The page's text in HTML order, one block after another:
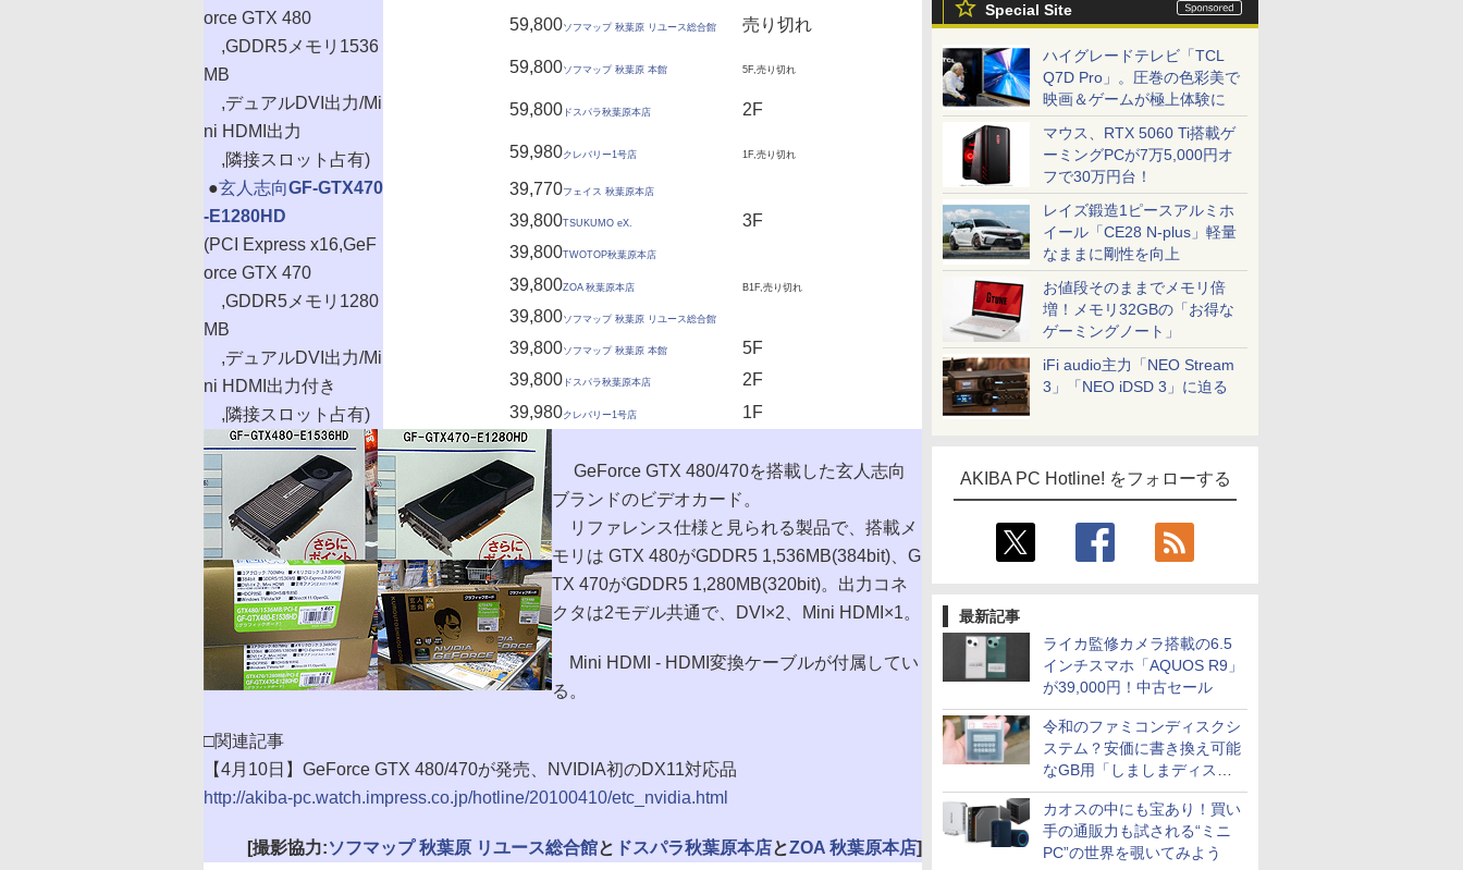
Special Site
ハイグレードテレビ「TCL
Q7D Pro」。圧巻の色彩美で
映画＆ゲームが極上体験に
マウス、RTX 5060 Ti搭載ゲ
ーミングPCが7万5,000円オ
フで30万円台！
レイズ鍛造1ピースアルミホ
イール「CE28 N-plus」軽量
なままに剛性を向上
お値段そのままでメモリ倍
増！メモリ32GBの「お得な
ゲーミングノート」
iFi audio主力「NEO Stream
3」「NEO iDSD 3」に迫る
AKIBA PC Hotline! をフォローする
最新記事
ライカ監修カメラ搭載の6.5
インチスマホ「AQUOS R9」
が39,000円！中古セール
令和のファミコンディスクシ
ステム？安価に書き換え可能
なGB用「しましまディスク
システム」
カオスの中にも宝あり！買い
手の通販力も試される“ミニ
PC”の世界を覗いてみよう
orce GTX 480
,GDDR5メモリ1536
MB
,デュアルDVI出力/Mi
ni HDMI出力
,隣接スロット占有)
59,800ソフマップ 秋葉原 リユース総合館 売り切れ
59,800ソフマップ 秋葉原 本館 5F,売り切れ
59,800 ドスパラ秋葉原本店 2F
59,980クレバリー1号店 1F,売り切れ
●玄人志向GF-GTX470
-E1280HD
(PCI Express x16,GeF
orce GTX 470
,GDDR5メモリ1280
MB
,デュアルDVI出力/Mi
ni HDMI出力付き
,隣接スロット占有)
39,770フェイス 秋葉原本店
39,800TSUKUMO eX.
3F
39,800TWOTOP秋葉原本店
39,800ZOA 秋葉原本店 B1F,売り切れ
39,800ソフマップ 秋葉原 リユース総合館
39,800ソフマップ 秋葉原 本館
5F
39,800 ドスパラ秋葉原本店
2F
39,980クレバリー1号店 1F
GeForce GTX 480/470を搭載した玄人志向
ブランドのビデオカード。
リファレンス仕様と見られる製品で、搭載メ
モリは GTX 480がGDDR5 1,536MB(384bit)、G
TX 470がGDDR5 1,280MB(320bit)。出力コネ
クタは2モデル共通で、DVI×2、Mini HDMI×1。
Mini HDMI - HDMI変換ケーブルが付属してい
る。
□関連記事
【4月10日】GeForce GTX 480/470が発売、NVIDIA初のDX11対応品
http://akiba-pc.watch.impress.co.jp/hotline/20100410/etc_nvidia.html
[撮影協力:ソフマップ 秋葉原 リユース総合館と ドスパラ秋葉原本店とZOA 秋葉原本店]